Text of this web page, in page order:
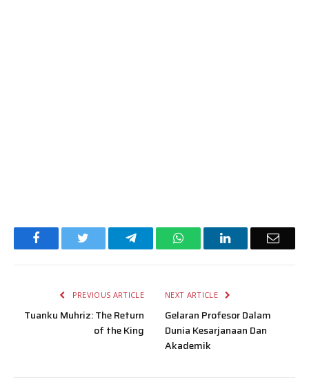
Facebook TelegramWhatsAppLinkedIn Email
PREVIOUS ARTICLE
Tuanku Muhriz: The Return
of the King
NEXT ARTICLE
Gelaran Profesor Dalam
Dunia Kesarjanaan Dan
Akademik